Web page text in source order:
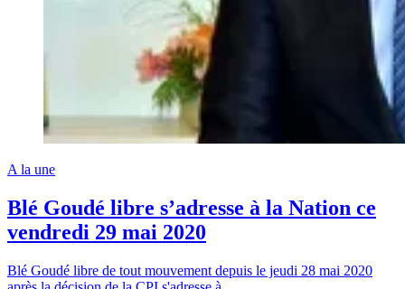
A la une
Blé Goudé libre s’adresse à la Nation ce
vendredi 29 mai 2020
Blé Goudé libre de tout mouvement depuis le jeudi 28 mai 2020